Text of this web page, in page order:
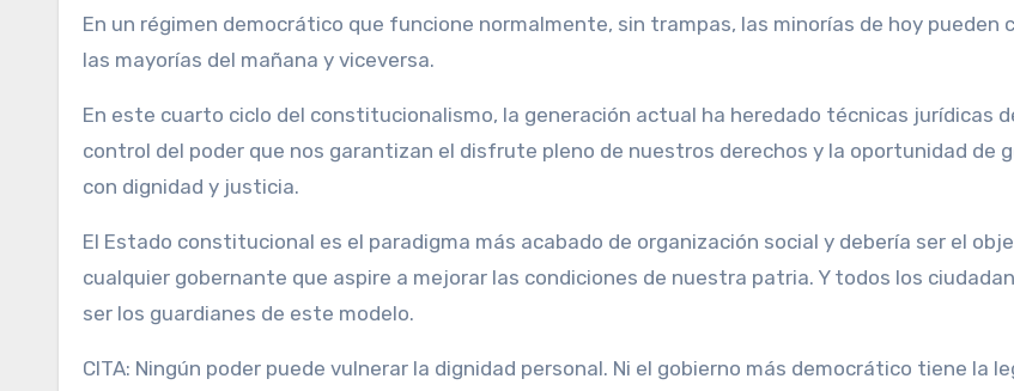
En un régimen democrático que funcione normalmente, sin trampas, las minorías de hoy pueden
las mayorías del mañana y viceversa.
En este cuarto ciclo del constitucionalismo, la generación actual ha heredado técnicas jurídicas
control del poder que nos garantizan el disfrute pleno de nuestros derechos y la oportunidad de
con dignidad y justicia.
El Estado constitucional es el paradigma más acabado de organización social y debería ser el
cualquier gobernante que aspire a mejorar las condiciones de nuestra patria. Y todos los
ser los guardianes de este modelo.
CITA: Ningún poder puede vulnerar la dignidad personal. Ni el gobierno más democrático tiene la